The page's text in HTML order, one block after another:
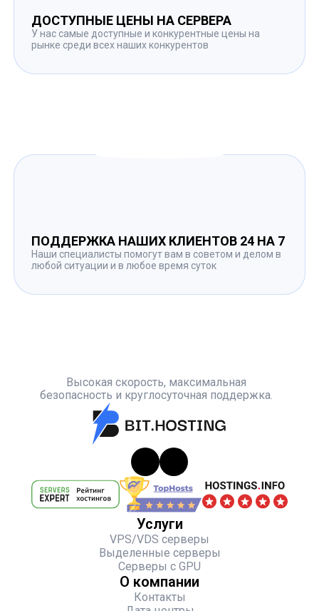
ДОСТУПНЫЕ ЦЕНЫ НА СЕРВЕРА
У нас самые доступные и конкурентные цены на
рынке среди всех наших конкурентов
ПОДДЕРЖКА НАШИХ КЛИЕНТОВ 24 НА 7
Наши специалисты помогут вам в советом и делом в
любой ситуации и в любое время суток
Высокая скорость, максимальная
безопасность и круглосуточная поддержка.
Услуги
VPS/VDS серверы
Выделенные серверы
Серверы с GPU
О компании
Контакты